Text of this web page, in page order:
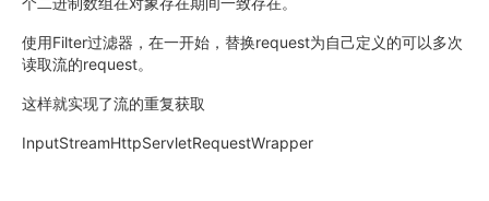
使用Filter过滤器，在一开始，替换request为自己定义的可以多次
读取流的request。
这样就实现了流的重复获取
InputStreamHttpServletRequestWrapper